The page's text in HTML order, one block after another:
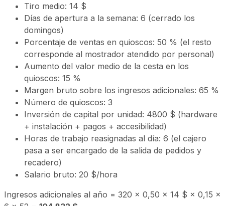
Tiro medio: 14 $
Días de apertura a la semana: 6 (cerrado los
domingos)
Porcentaje de ventas en quioscos: 50 % (el resto
corresponde al mostrador atendido por personal)
Aumento del valor medio de la cesta en los
quioscos: 15 %
Margen bruto sobre los ingresos adicionales: 65 %
Número de quioscos: 3
Inversión de capital por unidad: 4800 $ (hardware
+ instalación + pagos + accesibilidad)
Horas de trabajo reasignadas al día: 6 (el cajero
pasa a ser encargado de la salida de pedidos y
recadero)
Salario bruto: 20 $/hora
Ingresos adicionales al año = 320 × 0,50 × 14 $ × 0,15 ×